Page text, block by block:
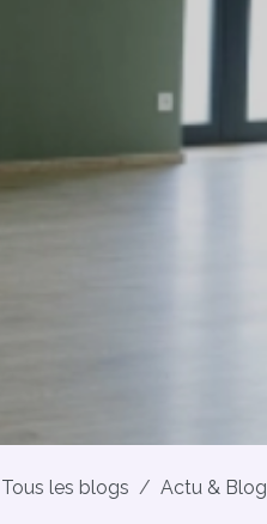
Tous les blogs Actu & Blog